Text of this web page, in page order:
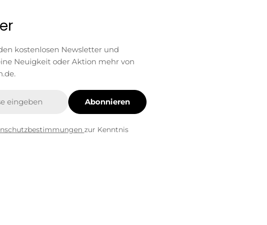
kostenlosen Newsletter und
Neuigkeit oder Aktion mehr von
Abonnieren
zur Kenntnis